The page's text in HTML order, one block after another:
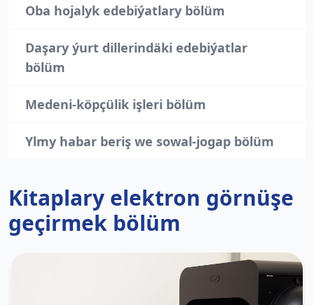
Kitaplary elektron görnüşe
geçirmek bölüm
Oba hojalyk edebiýatlary bölüm
Daşary ýurt dillerindäki edebiýatlar
bölüm
Medeni-köpçülik işleri bölüm
Ylmy habar beriş we sowal-jogap bölüm